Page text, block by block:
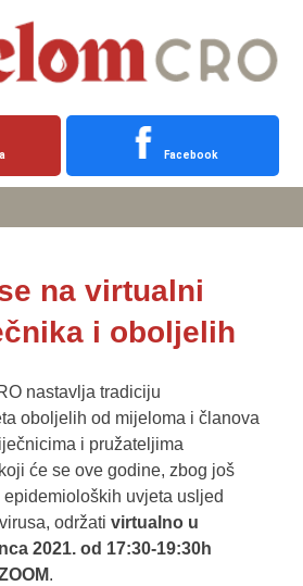
Facebook
na virtualni
i oboljelih
nastavlja tradiciju
oboljelih od mijeloma i članova
i pružateljima
će se ove godine, zbog još
uvjeta usljed
održati virtualno u
2021. od 17:30-19:30h
.